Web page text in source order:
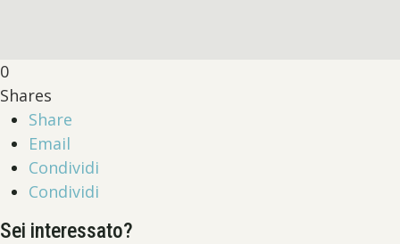
0
Shares
Share
Email
Condividi
Condividi
Sei interessato?